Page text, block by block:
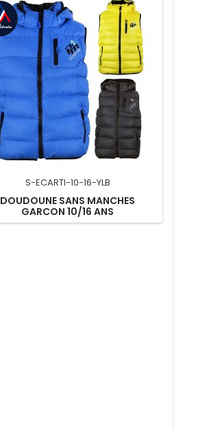
S-ECARTI-10-16-YLB
DOUDOUNE SANS MANCHES
GARCON 10/16 ANS